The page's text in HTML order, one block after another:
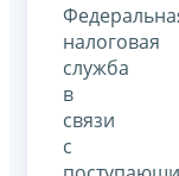
налоговая
служба
в
связи
с